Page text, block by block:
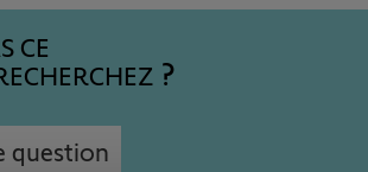
CE
question